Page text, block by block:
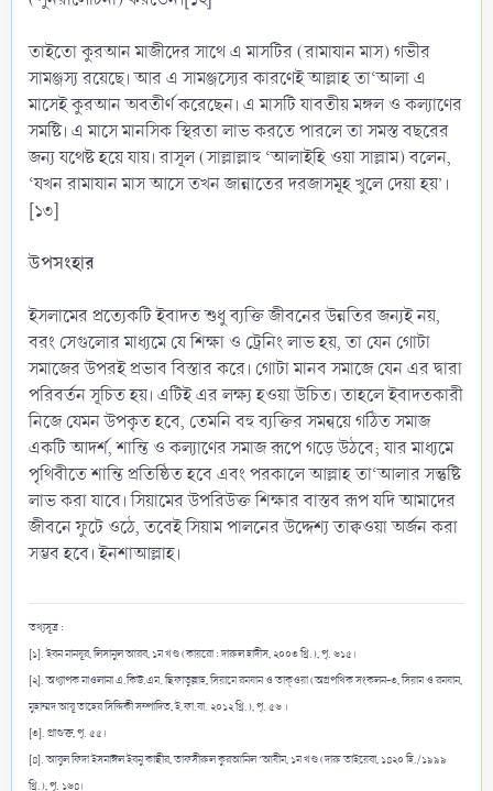
তাইতো কুরআন মাজীদের সাথে এ মাসটির (রামাযান মাস) গভীর
সামঞ্জস্য রয়েছে। আর এ সামঞ্জস্যের কারণেই আল্লাহ তা‘আলা এ
মাসেই কুরআন অবতীর্ণ করেছেন। এ মাসটি যাবতীয় মঙ্গল ও কল্যাণের
সমষ্টি। এ মাসে মানসিক স্থিরতা লাভ করতে পারলে তা সমস্ত বছরের
জন্য যথেষ্ট হয়ে যায়। রাসূল (সাল্লাল্লাহু ‘আলাইহি ওয়া সাল্লাম) বলেন,
‘যখন রামাযান মাস আসে তখন জান্নাতের দরজাসমূহ খুলে দেয়া হয়’।
[১৩]
উপসংহার
ইসলামের প্রত্যেকটি ইবাদত শুধু ব্যক্তি জীবনের উন্নতির জন্যই নয়,
বরং সেগুলোর মাধ্যমে যে শিক্ষা ও ট্রেনিং লাভ হয়, তা যেন গোটা
সমাজের উপরই প্রভাব বিস্তার করে। গোটা মানব সমাজে যেন এর দ্বারা
পরিবর্তন সূচিত হয়। এটিই এর লক্ষ্য হওয়া উচিত। তাহলে ইবাদতকারী
নিজে যেমন উপকৃত হবে, তেমনি বহু ব্যক্তির সমন্বয়ে গঠিত সমাজ
একটি আদর্শ, শান্তি ও কল্যাণের সমাজ রূপে গড়ে উঠবে; যার মাধ্যমে
পৃথিবীতে শান্তি প্রতিষ্ঠিত হবে এবং পরকালে আল্লাহ তা‘আলার সন্তুষ্টি
লাভ করা যাবে। সিয়ামের উপরিউক্ত শিক্ষার বাস্তব রূপ যদি আমাদের
জীবনে ফুটে ওঠে, তবেই সিয়াম পালনের উদ্দেশ্য তাক্বওয়া অর্জন করা
সম্ভব হবে। ইনশাআল্লাহ।
তথ্যসূত্র :
[১]. ইবন মানযূর, লিসানুল আরব, ১ম খণ্ড (কায়রো : দারুল হাদীস, ২০০৩ খ্রি.), পৃ. ৬১৫।
[২]. অধ্যাপক মাওলানা এ.কিউ.এম. ছিফাতুল্লাহ, সিয়ামে রমযান ও তাক্ওয়া (অগ্রপথিক সংকলন-৩, সিয়াম ও রমযান,
মুহাম্মদ আবূ তাহের সিদ্দিকী সম্পাদিত, ই.ফা.বা. ২০১২ খ্রি.), পৃ. ৫৬ ।
[৩]. প্রাগুক্ত, পৃ. ৫৫।
[৪]. আবুল ফিদা ইসমাঈল ইবনু কাছীর, তাফসীরুল কুরআনিল ‘আযীম, ১ম খণ্ড (দারু তাইয়েবা, ১৪২০ হি./১৯৯৯
খ্রি.), পৃ. ১৬৪।